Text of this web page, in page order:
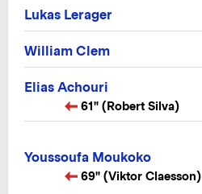
Lukas Lerager
William Clem
Elias Achouri
61" (Robert Silva)
Youssoufa Moukoko
69" (Viktor Claesson)